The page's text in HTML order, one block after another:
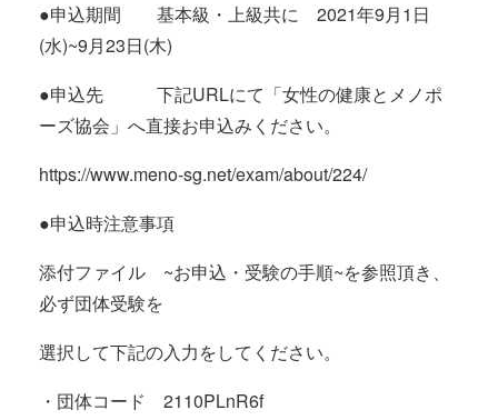
●申込期間 基本級・上級共に 2021年9月1日
(水)~9月23日(木)
●申込先 下記URLにて「女性の健康とメノポ
ーズ協会」へ直接お申込みください。
https://www.meno-sg.net/exam/about/224/
●申込時注意事項
添付ファイル ~お申込・受験の手順~を参照頂き、
必ず団体受験を
選択して下記の入力をしてください。
・団体コード 2110PLnR6f